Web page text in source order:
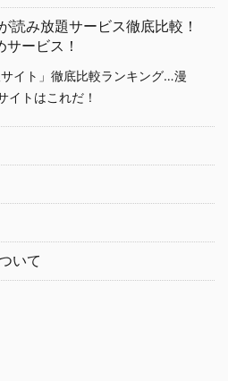
読み放題サービス徹底比較！
ービス！
イト」徹底比較ランキング…漫
イトはこれだ！
いて